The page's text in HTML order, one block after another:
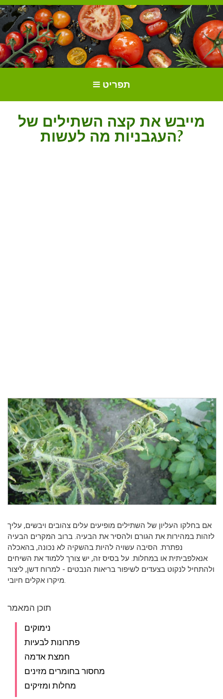
תפריט
מייבש את קצה השתילים של
העגבניות מה לעשות?
אם בחלקו העליון של השתילים מופיעים עלים צהובים ויבשים, עליך
לזהות במהירות את הגורם ולהסיר את הבעיה. ברוב המקרים הבעיה
נפתרת. הסיבה עשויה להיות בהשקיה לא נכונה, בהאכלה
אנאלפביתית או במחלות. על בסיס זה, יש צורך ללמוד את השיחים
ולהתחיל לנקוט בצעדים לשיפור בריאות הנבטים - למרוח דשן, ליצור
מיקרו אקלים חיובי.
תוכן המאמר
נימוקים
פתרונות לבעיות
חמצת אדמה
מחסור בחומרים מזינים
מחלות ומזיקים